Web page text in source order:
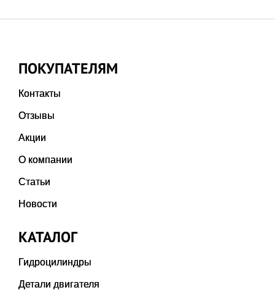
ПОКУПАТЕЛЯМ
Контакты
Отзывы
Акции
О компании
Статьи
Новости
КАТАЛОГ
Гидроцилиндры
Детали двигателя